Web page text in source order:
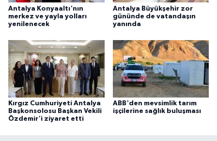
Antalya Konyaaltı'nın
merkez ve yayla yolları
yenilenecek
Antalya Büyükşehir zor
gününde de vatandaşın
yanında
Kırgız Cumhuriyeti Antalya
Başkonsolosu Başkan Vekili
Özdemir'i ziyaret etti
ABB'den mevsimlik tarım
işçilerine sağlık buluşması